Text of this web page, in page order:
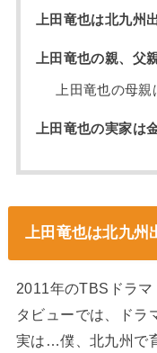
上田竜也は北九州
上田竜也の親、父
上田竜也の母親
上田竜也の実家は
上田竜也は北九州
2011年のTBSドラ
タビューでは、ドラ
実は…僕、北九州で